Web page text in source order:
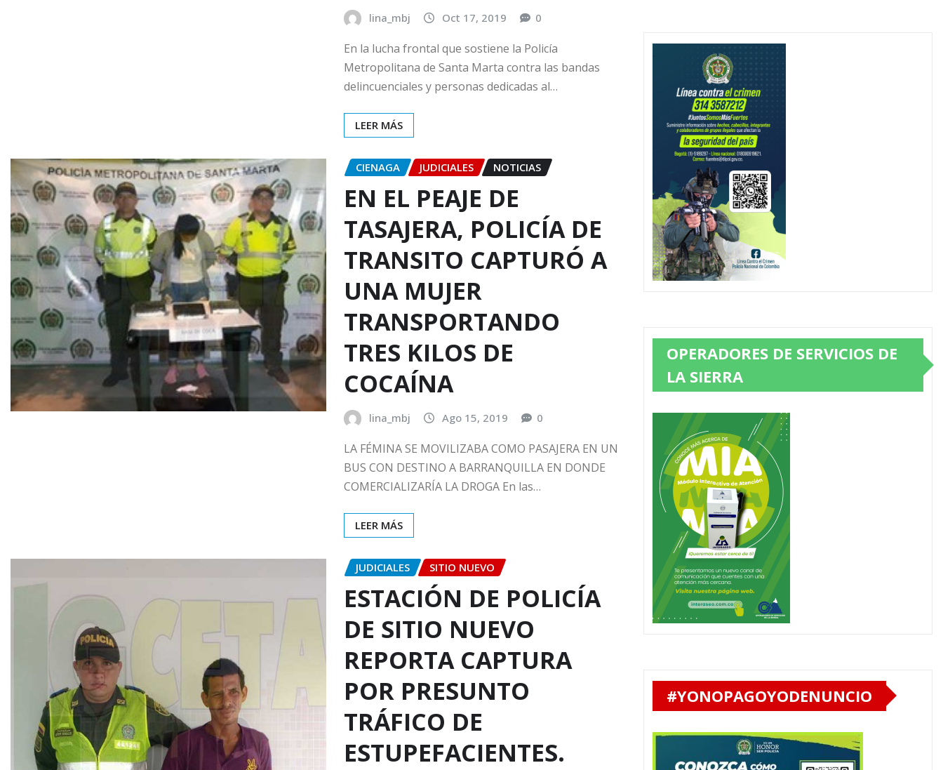
lina_mbj Oct 17, 2019 0
En la lucha frontal que sostiene la Policía
Metropolitana de Santa Marta contra las bandas
delincuenciales y personas dedicadas al…
LEER MÁS
CIENAGA JUDICIALES NOTICIAS
EN EL PEAJE DE
TASAJERA, POLICÍA DE
TRANSITO CAPTURÓ A
UNA MUJER
TRANSPORTANDO
TRES KILOS DE
COCAÍNA
lina_mbj Ago 15, 2019 0
LA FÉMINA SE MOVILIZABA COMO PASAJERA EN UN
BUS CON DESTINO A BARRANQUILLA EN DONDE
COMERCIALIZARÍA LA DROGA En las…
LEER MÁS
JUDICIALES SITIO NUEVO
ESTACIÓN DE POLICÍA
DE SITIO NUEVO
REPORTA CAPTURA
POR PRESUNTO
TRÁFICO DE
ESTUPEFACIENTES.
OPERADORES DE SERVICIOS DE
LA SIERRA
#YONOPAGOYODENUNCIO